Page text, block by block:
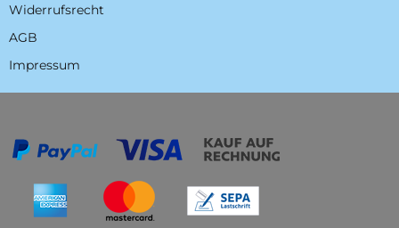
Widerrufsrecht
AGB
Impressum